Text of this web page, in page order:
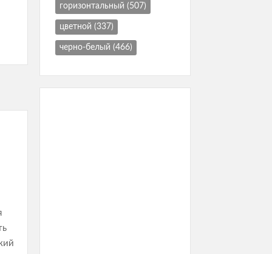
горизонтальный (507)
цветной (337)
черно-белый (466)